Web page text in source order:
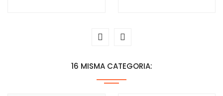
16 MISMA CATEGORIA: